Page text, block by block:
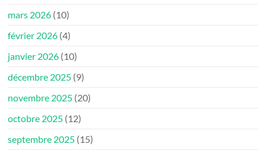
mars 2026 (10)
février 2026 (4)
janvier 2026 (10)
décembre 2025 (9)
novembre 2025 (20)
octobre 2025 (12)
septembre 2025 (15)